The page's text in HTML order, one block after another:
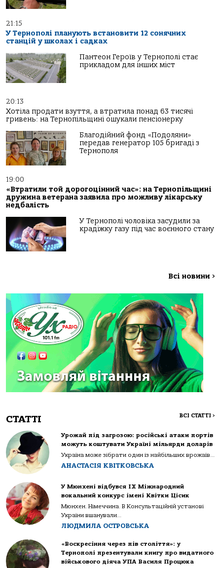
21:15
У Тернополі планують встановити 12 сонячних
станцій у школах і садках
Пантеон Героїв у Тернополі стає
прикладом для інших міст
20:13
Хотіла продати взуття, а втратила понад 63 тисячі
гривень: на Тернопільщині ошукали пенсіонерку
Благодійний фонд «Подоляни»
передав генератор 105 бригаді з
Тернополя
19:00
«Втратили той дорогоцінний час»: на Тернопільщині
дружина ветерана заявила про можливу лікарську
недбалість
У Тернополі чоловіка засудили за
крадіжку газу під час воєнного стану
Всі новини >
СТАТТІ ВСІ СТАТТІ >
Урожай під загрозою: російські атаки портів
можуть коштувати Україні мільярди доларів
Україна може зібрати один із найбільших врожаїв...
АНАСТАСІЯ КВІТКОВСЬКА
У Мюнхені відбувся IX Міжнародний
вокальний конкурс імені Квітки Цісик
Мюнхен. Німеччина. В Консультаційній установі
України вшанували...
ЛЮДМИЛА ОСТРОВСЬКА
«Воскресіння через пів століття»: у
Тернополі презентували книгу про видатного
військового діяча УПА Василя Процюка